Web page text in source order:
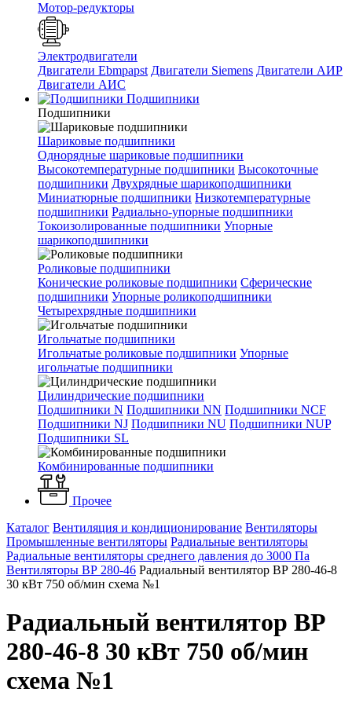
Мотор-редукторы
Электродвигатели
Двигатели Ebmpapst Двигатели Siemens Двигатели АИР
Двигатели АИС
Подшипники
Подшипники
Шариковые подшипники
Однорядные шариковые подшипники
Высокотемпературные подшипники Высокоточные
подшипники Двухрядные шарикоподшипники
Миниатюрные подшипники Низкотемпературные
подшипники Радиально-упорные подшипники
Токоизолированные подшипники Упорные
шарикоподшипники
Роликовые подшипники
Конические роликовые подшипники Сферические
подшипники Упорные роликоподшипники
Четырехрядные подшипники
Игольчатые подшипники
Игольчатые роликовые подшипники Упорные
игольчатые подшипники
Цилиндрические подшипники
Подшипники N Подшипники NN Подшипники NCF
Подшипники NJ Подшипники NU Подшипники NUP
Подшипники SL
Комбинированные подшипники
Прочее
Каталог Вентиляция и кондиционирование Вентиляторы
Промышленные вентиляторы Радиальные вентиляторы
Радиальные вентиляторы среднего давления до 3000 Па
Вентиляторы ВР 280-46 Радиальный вентилятор ВР 280-46-8
30 кВт 750 об/мин схема №1
Радиальный вентилятор ВР
280-46-8 30 кВт 750 об/мин
схема №1